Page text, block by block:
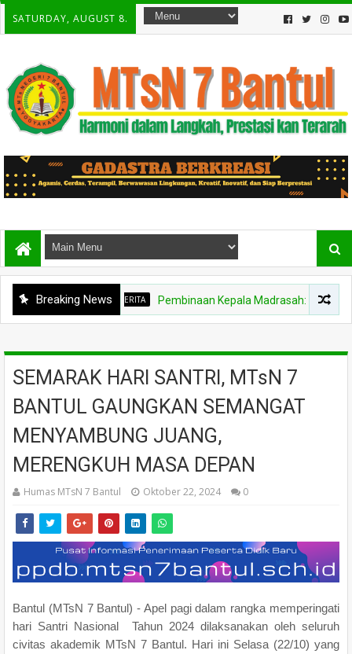
SATURDAY, AUGUST 8.
Breaking News
BERITA Pembinaan Kepala Madrasah: Penguatan
SEMARAK HARI SANTRI, MTsN 7
BANTUL GAUNGKAN SEMANGAT
MENYAMBUNG JUANG,
MERENGKUH MASA DEPAN
Humas MTsN 7 Bantul Oktober 22, 2024 0
Bantul (MTsN 7 Bantul) - Apel pagi dalam rangka memperingati
hari Santri Nasional Tahun 2024 dilaksanakan oleh seluruh
civitas akademik MTsN 7 Bantul. Hari ini Selasa (22/10) yang